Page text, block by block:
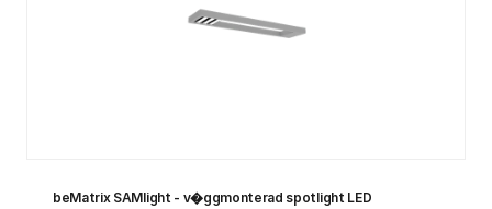
beMatrix SAMlight - v�ggmonterad spotlight LED